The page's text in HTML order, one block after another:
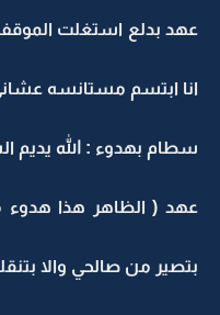
عهد بدلع استغلت الموقف
انا ابتسم مستانسه
سطام بهدوء : الله يديم
عهد ( الظاهر هذا هدوء
بتصير من صالحي والا